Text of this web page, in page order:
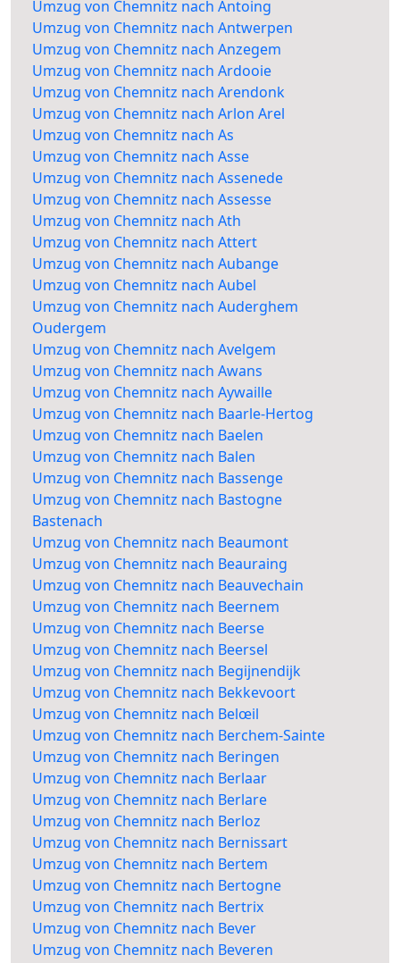
Umzug von Chemnitz nach Antoing
Umzug von Chemnitz nach Antwerpen
Umzug von Chemnitz nach Anzegem
Umzug von Chemnitz nach Ardooie
Umzug von Chemnitz nach Arendonk
Umzug von Chemnitz nach Arlon Arel
Umzug von Chemnitz nach As
Umzug von Chemnitz nach Asse
Umzug von Chemnitz nach Assenede
Umzug von Chemnitz nach Assesse
Umzug von Chemnitz nach Ath
Umzug von Chemnitz nach Attert
Umzug von Chemnitz nach Aubange
Umzug von Chemnitz nach Aubel
Umzug von Chemnitz nach Auderghem
Oudergem
Umzug von Chemnitz nach Avelgem
Umzug von Chemnitz nach Awans
Umzug von Chemnitz nach Aywaille
Umzug von Chemnitz nach Baarle-Hertog
Umzug von Chemnitz nach Baelen
Umzug von Chemnitz nach Balen
Umzug von Chemnitz nach Bassenge
Umzug von Chemnitz nach Bastogne
Bastenach
Umzug von Chemnitz nach Beaumont
Umzug von Chemnitz nach Beauraing
Umzug von Chemnitz nach Beauvechain
Umzug von Chemnitz nach Beernem
Umzug von Chemnitz nach Beerse
Umzug von Chemnitz nach Beersel
Umzug von Chemnitz nach Begijnendijk
Umzug von Chemnitz nach Bekkevoort
Umzug von Chemnitz nach Belœil
Umzug von Chemnitz nach Berchem-Sainte
Umzug von Chemnitz nach Beringen
Umzug von Chemnitz nach Berlaar
Umzug von Chemnitz nach Berlare
Umzug von Chemnitz nach Berloz
Umzug von Chemnitz nach Bernissart
Umzug von Chemnitz nach Bertem
Umzug von Chemnitz nach Bertogne
Umzug von Chemnitz nach Bertrix
Umzug von Chemnitz nach Bever
Umzug von Chemnitz nach Beveren